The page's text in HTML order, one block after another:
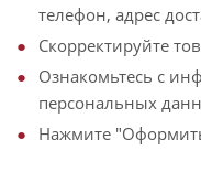
телефон, адрес
Скорректируйте
Ознакомьтесь с
персональных
Нажмите